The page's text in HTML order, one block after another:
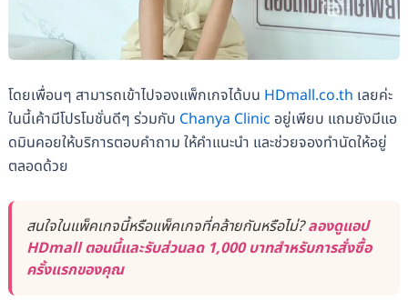
โดยเพื่อนๆ สามารถเข้าไปจองแพ็กเกจได้บน HDmall.co.th เลยค่ะ
ในนี้เค้ามีโปรโมชั่นดีๆ ร่วมกับ Chanya Clinic อยู่เพียบ แถมยังมีแอ
ดมินคอยให้บริการตอบคำถาม ให้คำแนะนำ และช่วยจองทำนัดให้อยู่
ตลอดด้วย
สนใจในแพ็คเกจนี้หรือแพ็คเกจที่คล้ายกันหรือไม่?ลองดูแอป
HDmall ตอนนี้และรับส่วนลด 1,000 บาทสำหรับการสั่งซื้อ
ครั้งแรกของคุณ